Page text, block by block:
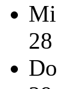
Mi
28
Do